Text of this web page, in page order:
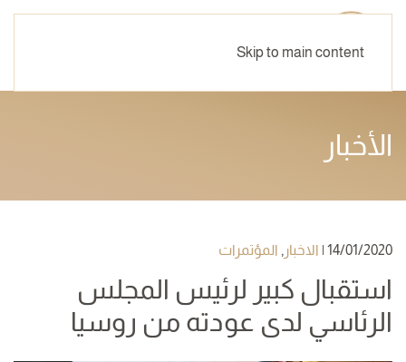
Skip to main content
الأخبار
14/01/2020
| الاخبار , المؤتمرات
استقبال كبير لرئيس المجلس
الرئاسي لدى عودته من روسيا